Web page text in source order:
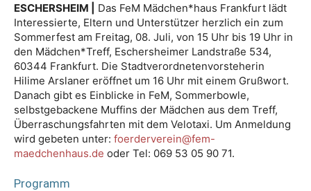
ESCHERSHEIM |
Das FeM Mädchen*haus Frankfurt lädt
Interessierte, Eltern und Unterstützer herzlich ein zum
Sommerfest am Freitag, 08. Juli, von 15 Uhr bis 19 Uhr in
den Mädchen*Treff, Eschersheimer Landstraße 534,
60344 Frankfurt. Die Stadtverordnetenvorsteherin
Hilime Arslaner eröffnet um 16 Uhr mit einem Grußwort.
Danach gibt es Einblicke in FeM, Sommerbowle,
selbstgebackene Muffins der Mädchen aus dem Treff,
Überraschungsfahrten mit dem Velotaxi. Um Anmeldung
wird gebeten unter: foerderverein@fem-
maedchenhaus.de oder Tel: 069 53 05 90 71.
Programm